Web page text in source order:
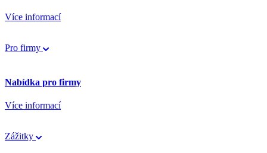
Více informací
Pro firmy
Nabídka pro firmy
Více informací
Zážitky